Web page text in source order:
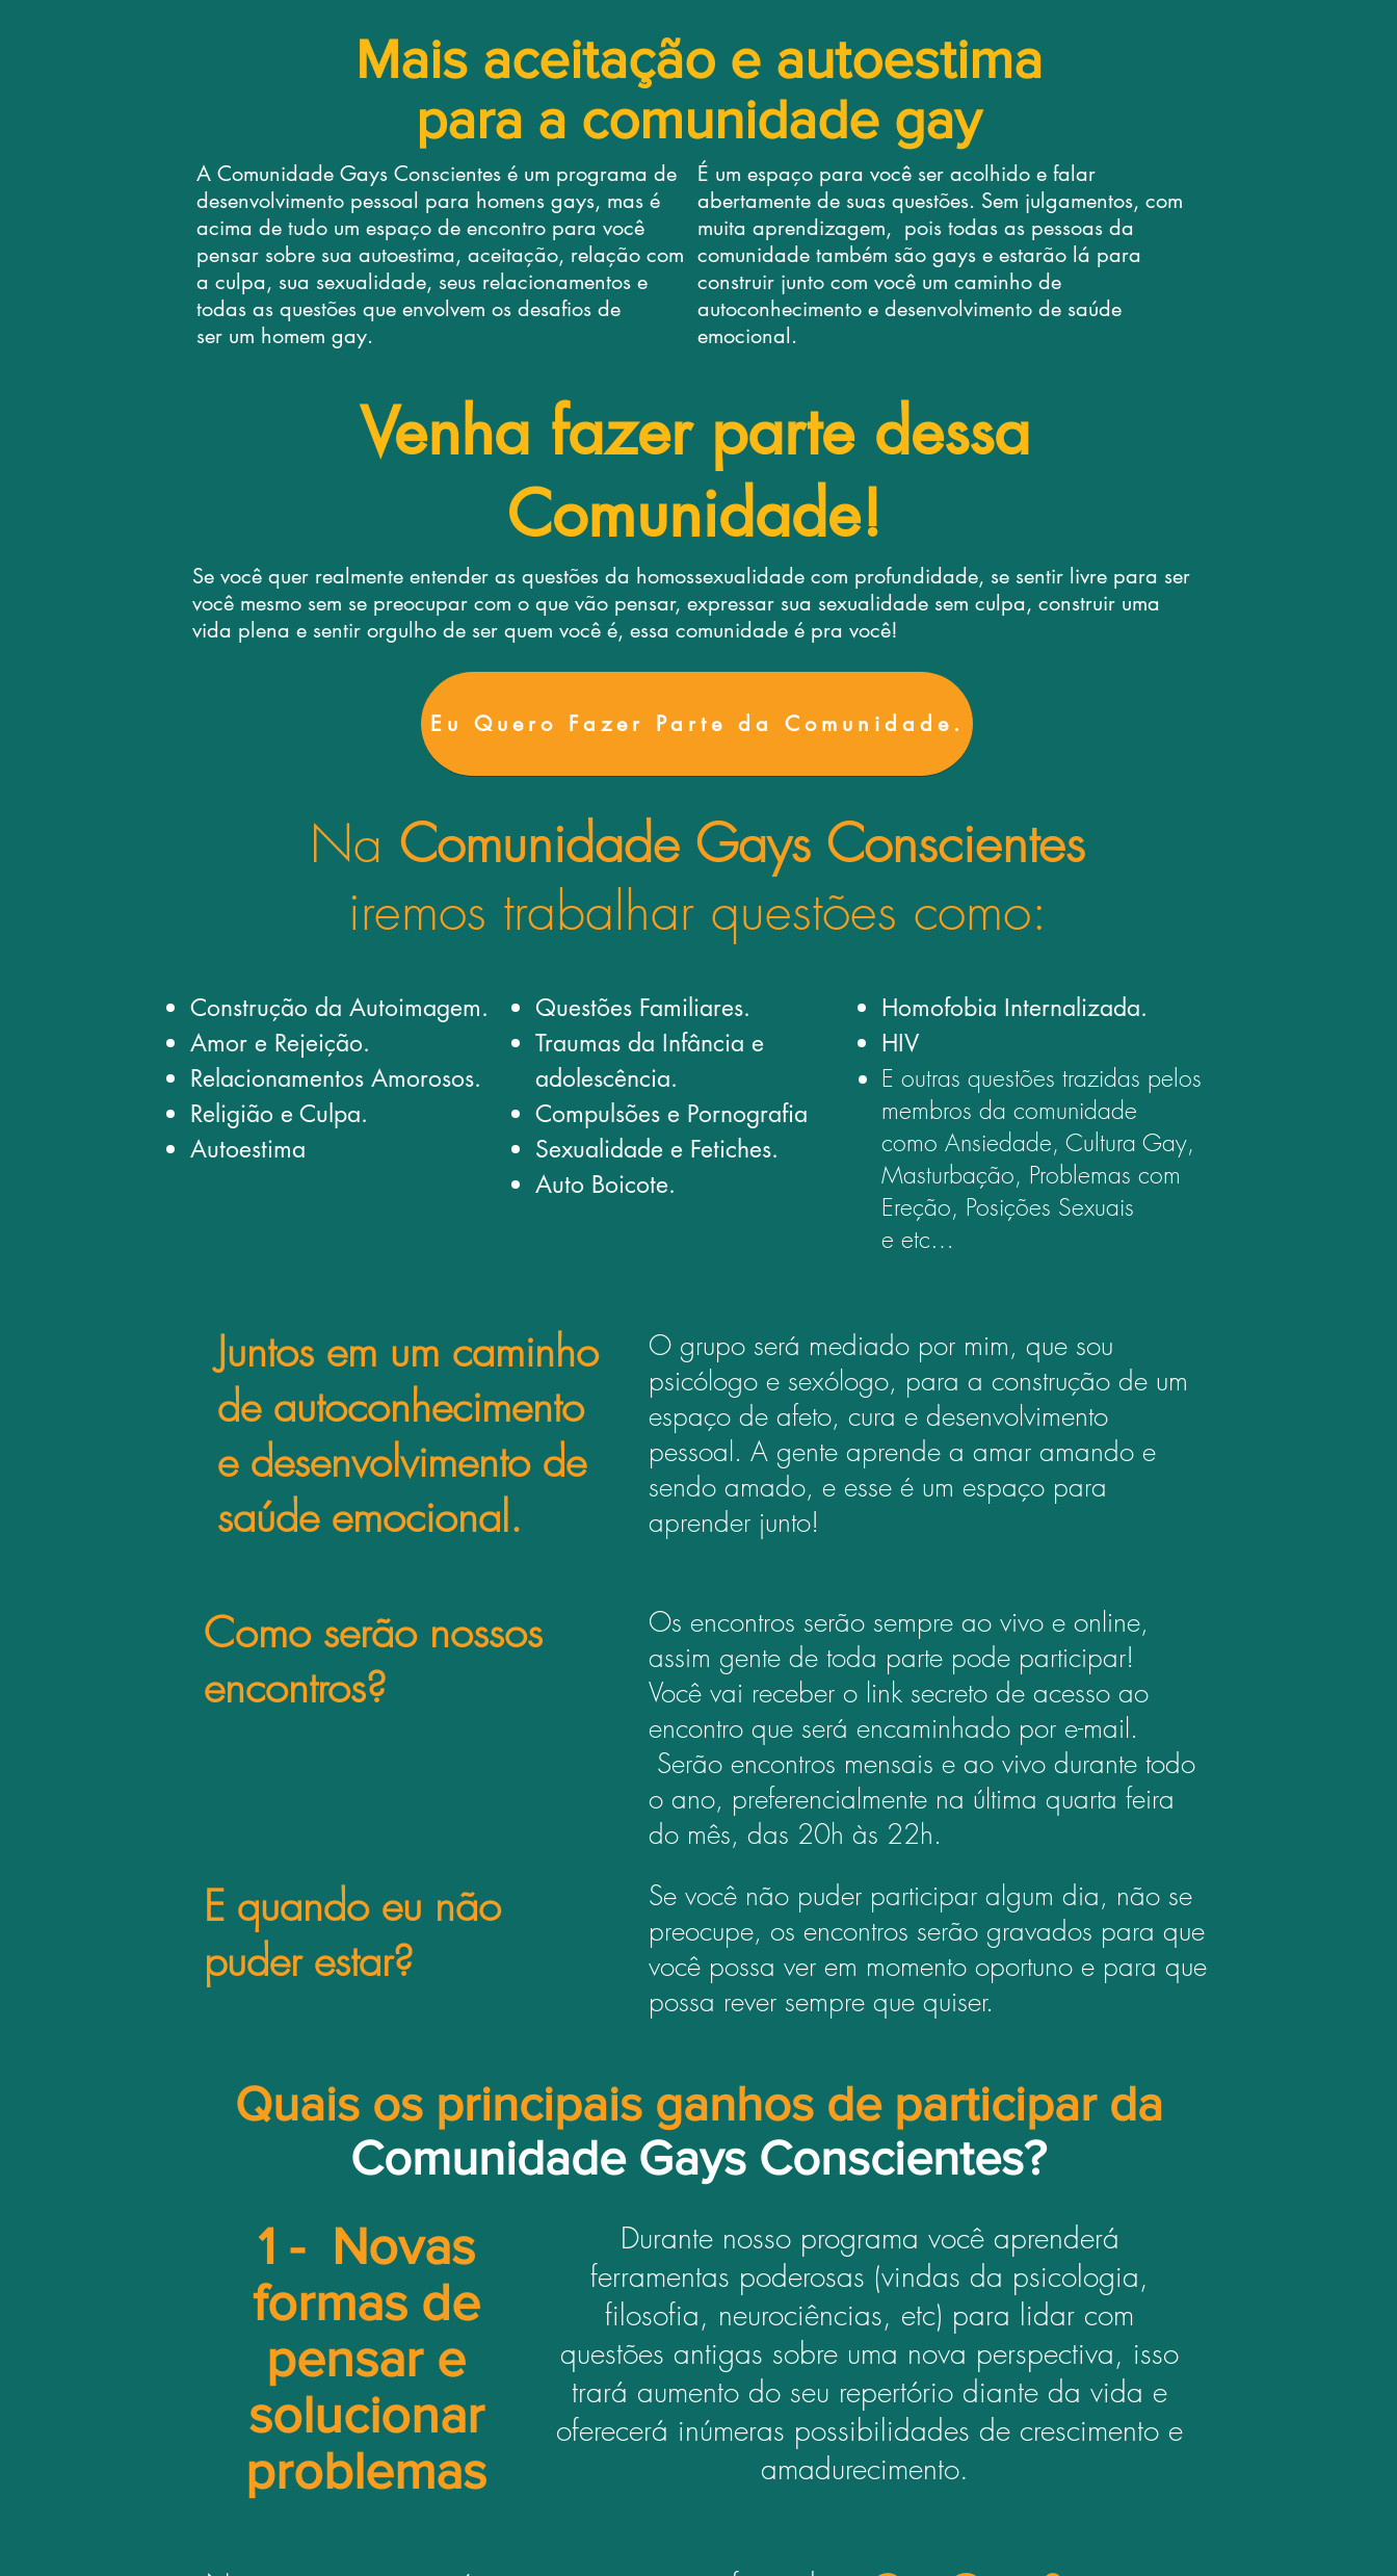
Mais aceitação e autoestima
para a comunidade gay
A Comunidade Gays Conscientes é um programa de
desenvolvimento pessoal para homens gays, mas é
acima de tudo um espaço de encontro para você
pensar sobre sua autoestima, aceitação, relação com
a culpa, sua sexualidade, seus relacionamentos e
todas as questões que envolvem os desafios de
ser um homem gay.
É um espaço para você ser acolhido e falar
abertamente de suas questões. Sem julgamentos, com
muita aprendizagem, pois todas as pessoas da
comunidade também são gays e estarão lá para
construir junto com você um caminho de
autoconhecimento e desenvolvimento de saúde
emocional.
Venha fazer parte dessa
Comunidade!
Se você quer realmente entender as questões da homossexualidade com profundidade, se sentir livre para ser
você mesmo sem se preocupar com o que vão pensar, expressar sua sexualidade sem culpa, construir uma
vida plena e sentir orgulho de ser quem você é, essa comunidade é pra você!
Eu Quero Fazer Parte da Comunidade.
Na Comunidade Gays Conscientes
iremos trabalhar questões como:
Construção da Autoimagem.
Amor e Rejeição.
Relacionamentos Amorosos.
Religião e Culpa.
Autoestima
Questões Familiares.
Traumas da Infância e
adolescência.
Compulsões e Pornografia
Sexualidade e Fetiches.
Auto Boicote.
Homofobia Internalizada.
HIV
E outras questões trazidas pelos
membros da comunidade
como Ansiedade, Cultura Gay,
Masturbação, Problemas com
Ereção, Posições Sexuais
e etc…
Juntos em um caminho
de autoconhecimento
e desenvolvimento de
saúde emocional.
O grupo será mediado por mim, que sou
psicólogo e sexólogo, para a construção de um
espaço de afeto, cura e desenvolvimento
pessoal. A gente aprende a amar amando e
sendo amado, e esse é um espaço para
aprender junto!
Como serão nossos
encontros?
Os encontros serão sempre ao vivo e online,
assim gente de toda parte pode participar!
Você vai receber o link secreto de acesso ao
encontro que será encaminhado por e-mail.
Serão encontros mensais e ao vivo durante todo
o ano, preferencialmente na última quarta feira
do mês, das 20h às 22h.
E quando eu não
puder estar?
Se você não puder participar algum dia, não se
preocupe, os encontros serão gravados para que
você possa ver em momento oportuno e para que
possa rever sempre que quiser.
Quais os principais ganhos de participar da
Comunidade Gays Conscientes?
1 - Novas
formas de
pensar e
solucionar
problemas
Durante nosso programa você aprenderá
ferramentas poderosas (vindas da psicologia,
filosofia, neurociências, etc) para lidar com
questões antigas sobre uma nova perspectiva, isso
trará aumento do seu repertório diante da vida e
oferecerá inúmeras possibilidades de crescimento e
amadurecimento.